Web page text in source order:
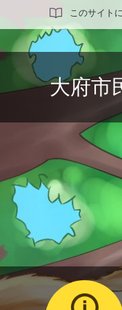
このサイト
サイト内検索
大府市